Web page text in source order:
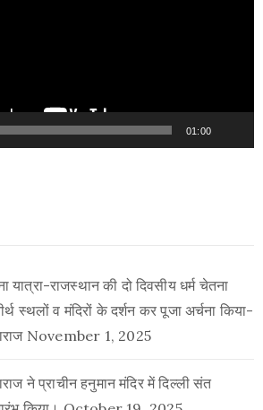
01:00
यात्रा-राजस्थान की दो दिवसीय धर्म चेतना
स्थलों व मंदिरों के दर्शन कर पूजा अर्चना किया-
November 1, 2025
ने प्राचीन हनुमान मंदिर में दिल्ली संत